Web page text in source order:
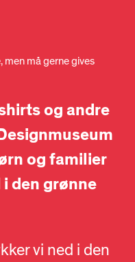
må gerne gives
og andre
og familier
den grønne
vi ned i den